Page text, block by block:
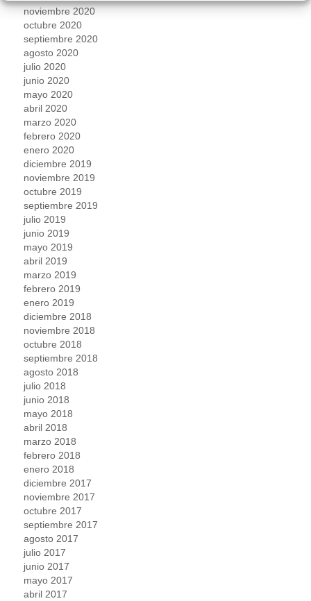
noviembre 2020
octubre 2020
septiembre 2020
agosto 2020
julio 2020
junio 2020
mayo 2020
abril 2020
marzo 2020
febrero 2020
enero 2020
diciembre 2019
noviembre 2019
octubre 2019
septiembre 2019
julio 2019
junio 2019
mayo 2019
abril 2019
marzo 2019
febrero 2019
enero 2019
diciembre 2018
noviembre 2018
octubre 2018
septiembre 2018
agosto 2018
julio 2018
junio 2018
mayo 2018
abril 2018
marzo 2018
febrero 2018
enero 2018
diciembre 2017
noviembre 2017
octubre 2017
septiembre 2017
agosto 2017
julio 2017
junio 2017
mayo 2017
abril 2017